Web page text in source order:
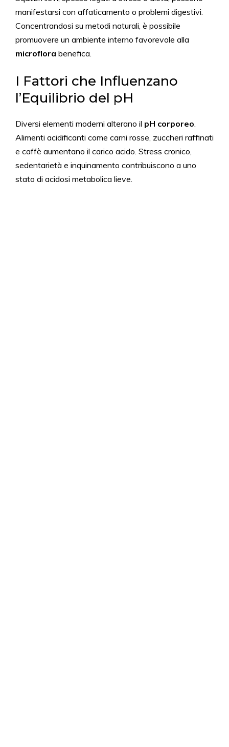
manifestarsi con affaticamento o problemi digestivi.
Concentrandosi su metodi naturali, è possibile
promuovere un ambiente interno favorevole alla
microflora benefica.
I Fattori che Influenzano
l’Equilibrio del pH
Diversi elementi moderni alterano il pH corporeo.
Alimenti acidificanti come carni rosse, zuccheri raffinati
e caffè aumentano il carico acido. Stress cronico,
sedentarietà e inquinamento contribuiscono a uno
stato di acidosi metabolica lieve.